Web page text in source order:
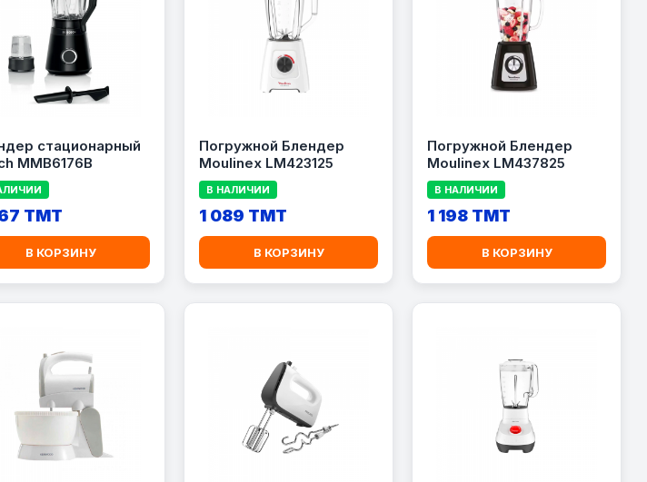
стационарный
MMB6176B
TMT
В КОРЗИНУ
Погружной Блендер
Moulinex LM423125
В НАЛИЧИИ
1 089 TMT
В КОРЗИНУ
Погружной Блендер
Moulinex LM437825
В НАЛИЧИИ
1 198 TMT
В КОРЗИНУ